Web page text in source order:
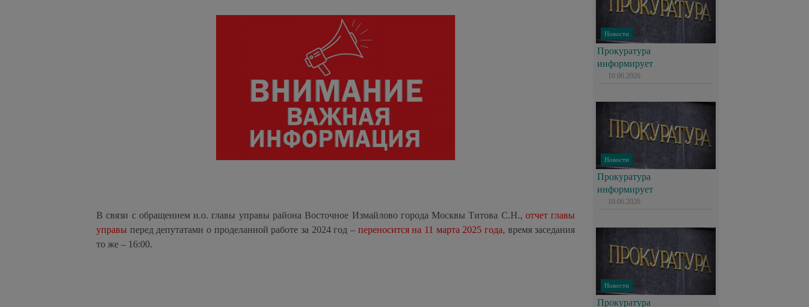
В связи с обращением и.о. главы управы района Восточное Измайлово города Москвы Титова С.Н., отчет главы
управы перед депутатами о проделанной работе за 2024 год – переносится на 11 марта 2025 года, время заседания
то же – 16:00.
Новости
Прокуратура
информирует
10.06.2026
Новости
Прокуратура
информирует
10.06.2026
Новости
Прокуратура